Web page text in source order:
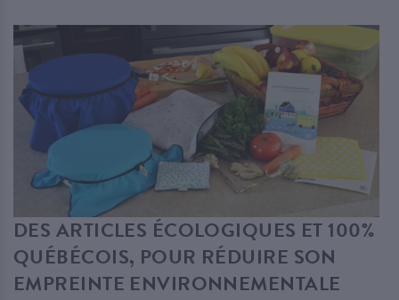
DES ARTICLES ÉCOLOGIQUES ET 100%
QUÉBÉCOIS, POUR RÉDUIRE SON
EMPREINTE ENVIRONNEMENTALE